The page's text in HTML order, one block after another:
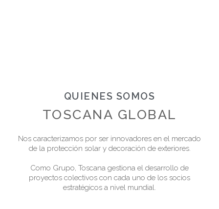
QUIENES SOMOS
TOSCANA GLOBAL
Nos caracterizamos por ser innovadores en el mercado
de la protección solar y decoración de exteriores.
Como Grupo, Toscana gestiona el desarrollo de
proyectos colectivos con cada uno de los socios
estratégicos a nivel mundial.